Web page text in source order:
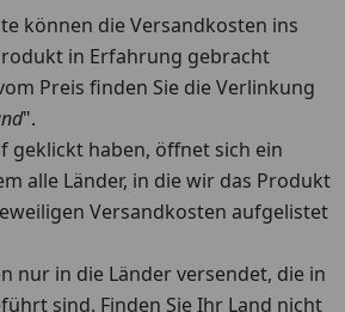
können die Versandkosten ins
in Erfahrung gebracht
Preis finden Sie die Verlinkung
".
geklickt haben, öffnet sich ein
alle Länder, in die wir das Produkt
Versandkosten aufgelistet
nur in die Länder versendet, die in
sind. Finden Sie Ihr Land nicht